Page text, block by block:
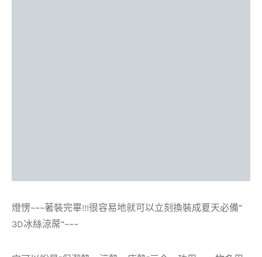
燈愣~~~著裝完畢!!!很容易地就可以立刻換裝成夏天必備”
3D冰絲涼蓆”~~~